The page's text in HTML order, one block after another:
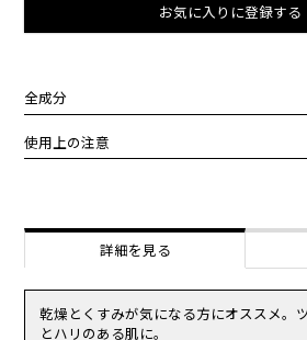
お気に入りに登録する
全成分
水,カタツムリ分泌液,グリセリン,ＤＰＧ,水
リル酸／カプリン酸）グリセリル,エチルヘ
ー,ベヘニルアルコール,加水分解コラーゲ
ロエベラ葉エキス,ポリアクリル酸Ｎａ,ヒ
１，２－ヘキサンジオール,フェノキシエタ
使用上の注意
皮膚科専門医等にご相談されることをおす
（1）使用中、赤味、はれ、かゆみ、刺激等
（2）使用したお肌に、直射日光があたっ
われた場合。
詳細を見る
乾燥とくすみが気になる方にオススメ。
とハリのある肌に。